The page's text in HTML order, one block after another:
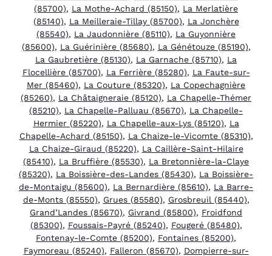
(85700), La Mothe-Achard (85150), La Merlatière
(85140), La Meilleraie-Tillay (85700), La Jonchère
(85540), La Jaudonnière (85110), La Guyonnière
(85600), La Guérinière (85680), La Génétouze (85190),
La Gaubretière (85130), La Garnache (85710), La
Flocellière (85700), La Ferrière (85280), La Faute-sur-
Mer (85460), La Couture (85320), La Copechagnière
(85260), La Châtaigneraie (85120), La Chapelle-Thémer
(85210), La Chapelle-Palluau (85670), La Chapelle-
Hermier (85220), La Chapelle-aux-Lys (85120), La
Chapelle-Achard (85150), La Chaize-le-Vicomte (85310),
La Chaize-Giraud (85220), La Caillère-Saint-Hilaire
(85410), La Bruffière (85530), La Bretonnière-la-Claye
(85320), La Boissière-des-Landes (85430), La Boissière-
de-Montaigu (85600), La Bernardière (85610), La Barre-
de-Monts (85550), Grues (85580), Grosbreuil (85440),
Grand’Landes (85670), Givrand (85800), Froidfond
(85300), Foussais-Payré (85240), Fougeré (85480),
Fontenay-le-Comte (85200), Fontaines (85200),
Faymoreau (85240), Falleron (85670), Dompierre-sur-